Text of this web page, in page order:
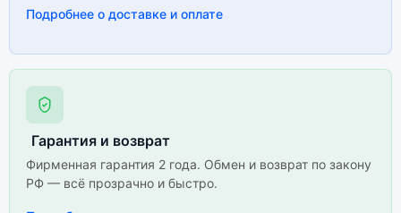
Подробнее о доставке и оплате
Гарантия и возврат
Фирменная гарантия 2 года. Обмен и возврат по закону
РФ — всё прозрачно и быстро.